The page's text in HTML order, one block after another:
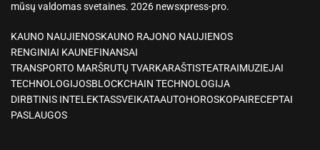
mūsų valdomas svetaines. 2026 newsxpress-pro.
KAUNO NAUJIENOSKAUNO RAJONO NAUJIENOS
RENGINIAI KAUNEFINANSAI
TRANSPORTO MARŠRUTŲ TVARKARAŠTISTEATRAIMUZIEJAI
TECHNOLOGIJOSBLOCKCHAIN TECHNOLOGIJA
DIRBTINIS INTELEKTASSVEIKATAAUTOHOROSKOPAIRECEPTAI
PASLAUGOS